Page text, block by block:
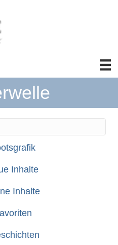
automatischen
Inhalte
Inhalte